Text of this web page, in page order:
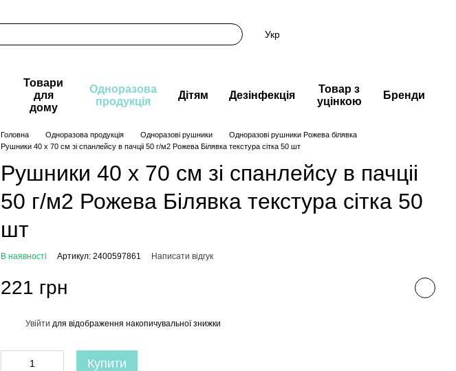
Укр
Товари
для
дому
Одноразова
продукція
Дітям Дезінфекція
Товар з
уцінкою
Бренди
Головна Одноразова продукція Одноразові рушники
Одноразові рушники Рожева білявка
Рушники 40 х 70 см зі спанлейсу в пачціі 50 г/м2 Рожева Білявка текстура сітка 50 шт
Рушники 40 х 70 см зі спанлейсу в пачціі
50 г/м2 Рожева Білявка текстура сітка 50
шт
В наявності Артикул: 2400597861 Написати відгук
221 грн
Увійти для відображення накопичувальної знижки
Купити